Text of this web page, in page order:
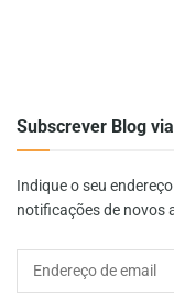
Subscrever Blog
Indique o seu
notificações de novos
Endereço